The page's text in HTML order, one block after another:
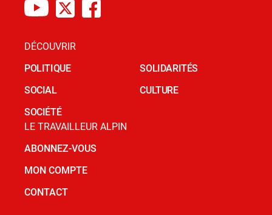
DÉCOUVRIR
POLITIQUE
SOCIAL
SOCIÉTÉ
SOLIDARITÉS
CULTURE
LE TRAVAILLEUR ALPIN
ABONNEZ-VOUS
MON COMPTE
CONTACT